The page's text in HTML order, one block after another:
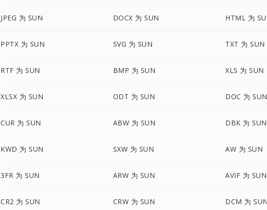
JPEG 为 SUN DOCX 为 SUN HTML 为
PPTX 为 SUN SVG 为 SUN TXT 为 SUN
RTF 为 SUN BMP 为 SUN XLS 为 SUN
XLSX 为 SUN ODT 为 SUN DOC 为 SUN
CUR 为 SUN ABW 为 SUN DBK 为 SUN
KWD 为 SUN SXW 为 SUN AW 为 SUN
3FR 为 SUN ARW 为 SUN AVIF 为 SUN
CR2 为 SUN CRW 为 SUN DCM 为